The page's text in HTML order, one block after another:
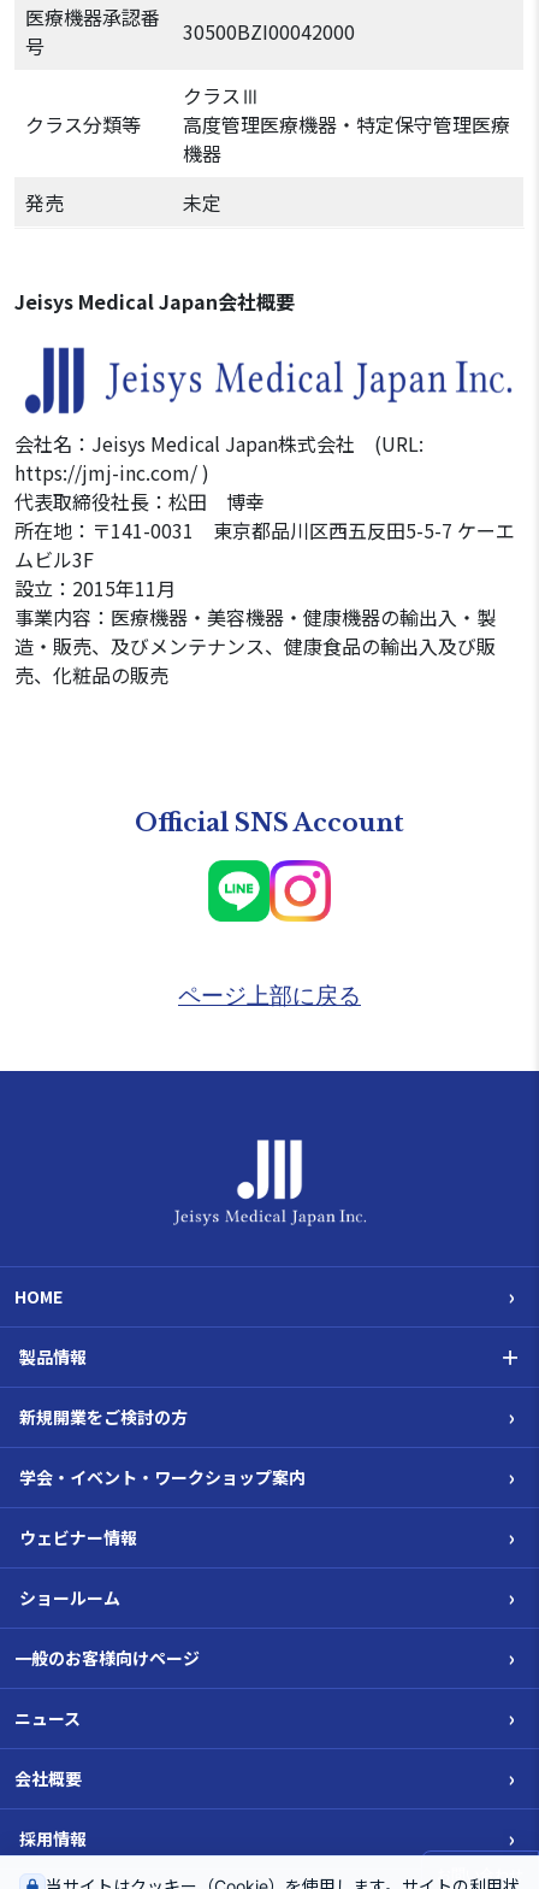
医療機器承認番
号
30500BZI00042000
クラス分類等
クラスⅢ
高度管理医療機器・特定保守管理医療
機器
発売
未定
Jeisys Medical Japan会社概要
会社名：Jeisys Medical Japan株式会社 (URL:
https://jmj-inc.com/ )
代表取締役社長：松田 博幸
所在地：〒141-0031 東京都品川区西五反田5-5-7 ケーエ
ムビル3F
設立：2015年11月
事業内容：医療機器・美容機器・健康機器の輸出入・製
造・販売、及びメンテナンス、健康食品の輸出入及び販
売、化粧品の販売
Official SNS Account
ページ上部に戻る
HOME ›
製品情報 ＋
新規開業をご検討の方 ›
学会・イベント・ワークショップ案内 ›
ウェビナー情報 ›
ショールーム ›
一般のお客様向けページ ›
ニュース ›
会社概要 ›
採用情報 ›